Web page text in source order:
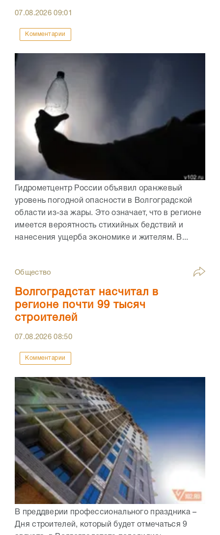
07.08.202609:01
Комментарии
Гидрометцентр России объявил оранжевый
уровень погодной опасности в Волгоградской
области из-за жары. Это означает, что в регионе
имеется вероятность стихийных бедствий и
нанесения ущерба экономике и жителям. В...
Общество
Волгоградстат насчитал в
регионе почти 99 тысяч
строителей
07.08.202608:50
Комментарии
В преддверии профессионального праздника –
Дня строителей, который будет отмечаться 9